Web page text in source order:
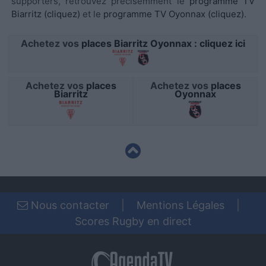
functionality and fraud prevention, and other
user protection.
Biarritz (cliquez) et le programme TV Oyonnax (cliquez).
Achetez vos places Biarritz Oyonnax : cliquez ici
Achetez vos places
Biarritz
Achetez vos places
Oyonnax
Nous contacter Mentions Légales
Scores Rugby en direct